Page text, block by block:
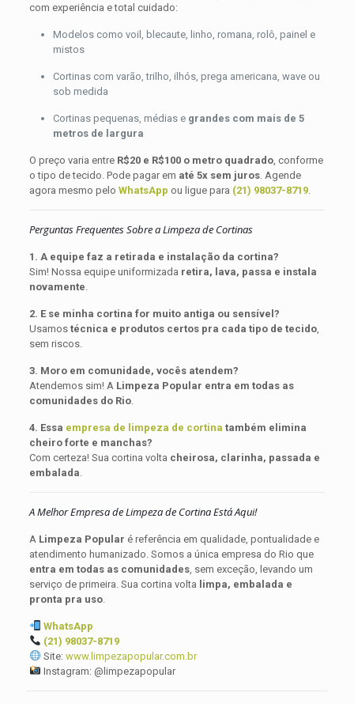
com experiência e total cuidado:
Modelos como voil, blecaute, linho, romana, rolô, painel e
mistos
Cortinas com varão, trilho, ilhós, prega americana, wave ou
sob medida
Cortinas pequenas, médias e grandes com mais de 5
metros de largura
O preço varia entre R$20 e R$100 o metro quadrado, conforme
o tipo de tecido. Pode pagar em até 5x sem juros. Agende
agora mesmo pelo WhatsApp ou ligue para (21) 98037-8719.
Perguntas Frequentes Sobre a Limpeza de Cortinas
1. A equipe faz a retirada e instalação da cortina?
Sim! Nossa equipe uniformizada retira, lava, passa e instala
novamente
2. E se minha cortina for muito antiga ou sensível?
Usamos técnica e produtos certos pra cada tipo de tecido,
sem riscos.
3. Moro em comunidade, vocês atendem?
Atendemos sim! A Limpeza Popular entra em todas as
comunidades do Rio.
4. Essa empresa de limpeza de cortina também elimina
cheiro forte e manchas?
Com certeza! Sua cortina volta cheirosa, clarinha, passada e
embalada
A Melhor Empresa de Limpeza de Cortina Está Aqui!
A Limpeza Popular é referência em qualidade, pontualidade e
atendimento humanizado. Somos a única empresa do Rio que
entra em todas as comunidades, sem exceção, levando um
serviço de primeira. Sua cortina volta limpa, embalada e
pronta pra uso.
WhatsApp
(21) 98037-8719
Site: www.limpezapopular.com.br
Instagram: @limpezapopular